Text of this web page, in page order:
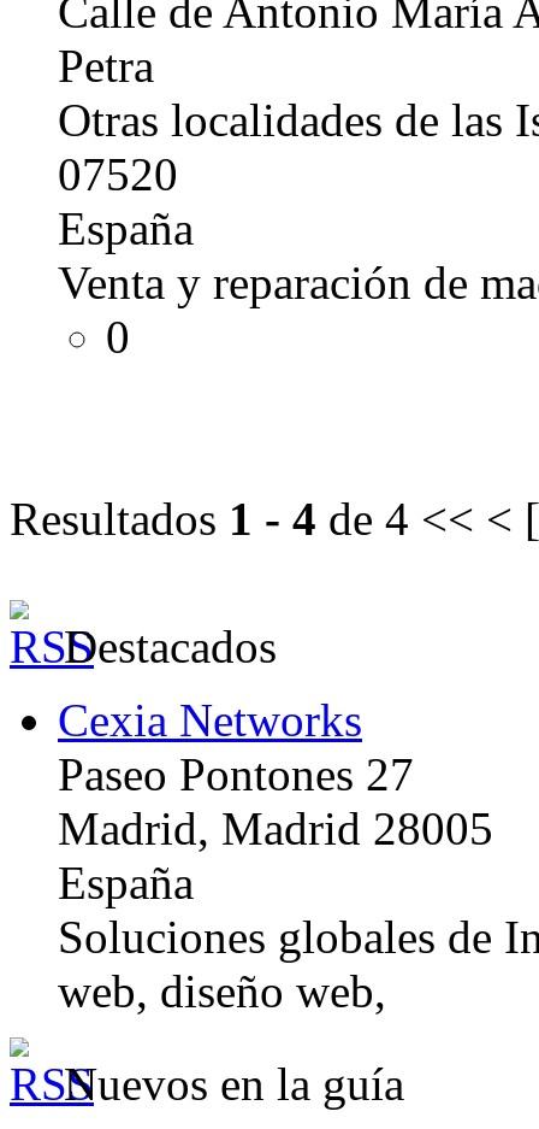
Calle de Antonio María
Petra
Otras localidades de las
07520
España
Venta y reparación de
0
Resultados 1 - 4 de 4 << < [
Destacados
Cexia Networks
Paseo Pontones 27
Madrid, Madrid 28005
España
Soluciones globales de
web, diseño web,
Nuevos en la guía